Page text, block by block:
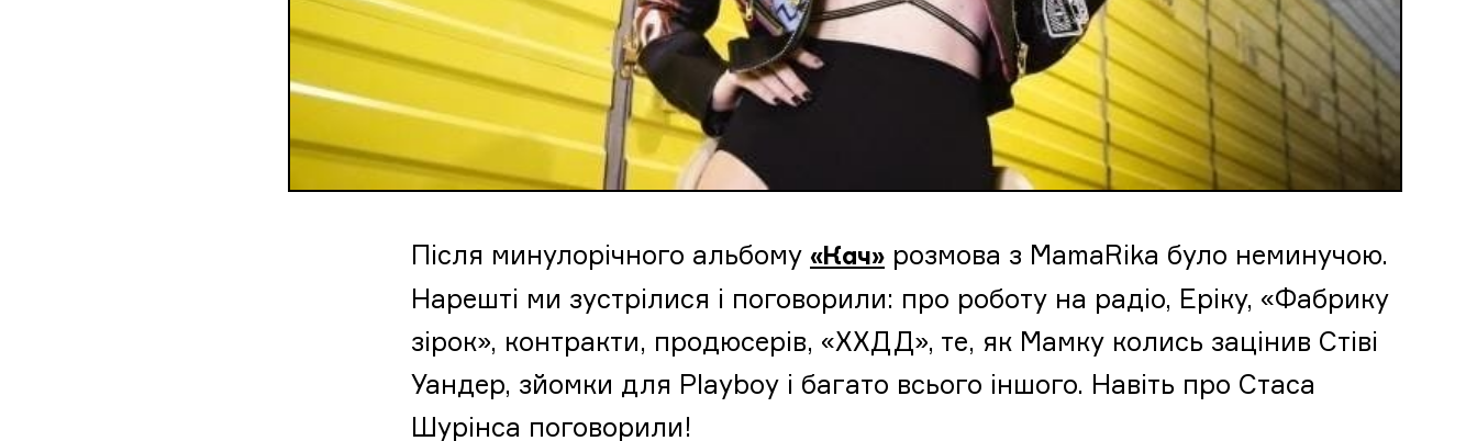
Після минулорічного альбому «Кач» розмова з MamaRika було неминучою.
Нарешті ми зустрілися і поговорили: про роботу на радіо, Еріку, «Фабрику
зірок», контракти, продюсерів, «ХХДД», те, як Мамку колись зацінив Стіві
Уандер, зйомки для Playboy і багато всього іншого. Навіть про Стаса
Шурінса поговорили!